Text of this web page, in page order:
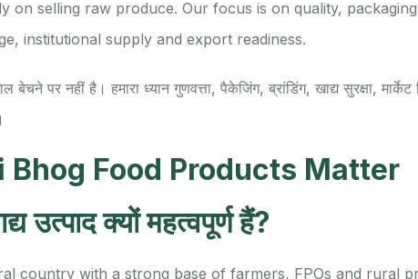
on selling raw produce. Our focus is on quality,
institutional supply and export readiness.
बेचने पर नहीं है। हमारा ध्यान गुणवत्ता, पैकेजिंग, ब्रांडिंग, खाद्य सुरक्षा,
Bhog Food Products Matter
उत्पाद क्यों महत्वपूर्ण हैं?
country with a strong base of farmers, FPOs and rural